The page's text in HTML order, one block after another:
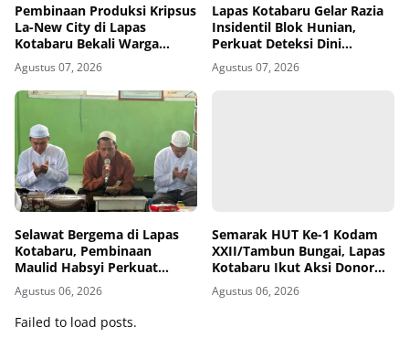
Pembinaan Produksi Kripsus
La-New City di Lapas
Kotabaru Bekali Warga
Binaan Jiwa Wirausaha
Agustus 07, 2026
Lapas Kotabaru Gelar Razia
Insidentil Blok Hunian,
Perkuat Deteksi Dini
Gangguan Kamtib
Agustus 07, 2026
Selawat Bergema di Lapas
Kotabaru, Pembinaan
Maulid Habsyi Perkuat
Keimanan Warga Binaan
Agustus 06, 2026
Semarak HUT Ke-1 Kodam
XXII/Tambun Bungai, Lapas
Kotabaru Ikut Aksi Donor
Darah
Agustus 06, 2026
Failed to load posts.